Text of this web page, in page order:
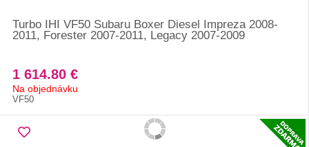
Turbo IHI VF50 Subaru Boxer Diesel Impreza 2008-
2011, Forester 2007-2011, Legacy 2007-2009
1 614.80 €
Na objednávku
VF50